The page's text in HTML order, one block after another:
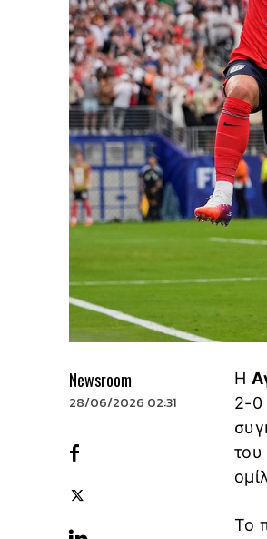
Newsroom
28/06/2026 02:31
Η
2-0
του
Το